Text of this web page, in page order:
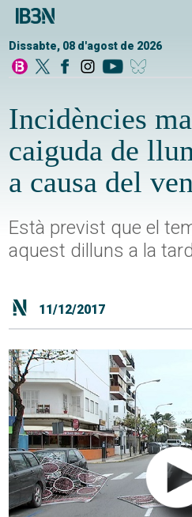
Dissabte, 08 d'agost de 2026
Incidències
caiguda de
a causa del
Està previst que el
aquest dilluns a la
11/12/2017